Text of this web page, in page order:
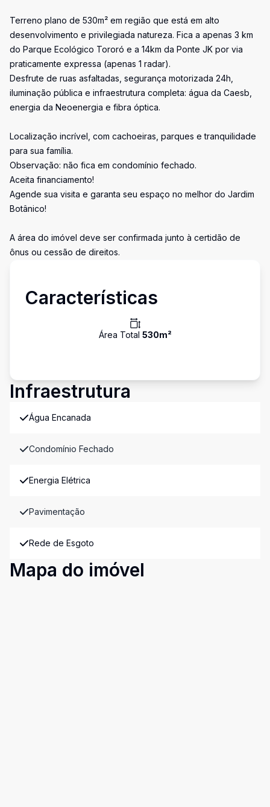
Terreno plano de 530m² em região que está em alto
desenvolvimento e privilegiada natureza. Fica a apenas 3 km
do Parque Ecológico Tororó e a 14km da Ponte JK por via
praticamente expressa (apenas 1 radar).
Desfrute de ruas asfaltadas, segurança motorizada 24h,
iluminação pública e infraestrutura completa: água da Caesb,
energia da Neoenergia e fibra óptica.
Localização incrível, com cachoeiras, parques e tranquilidade
para sua família.
Observação: não fica em condomínio fechado.
Aceita financiamento!
Agende sua visita e garanta seu espaço no melhor do Jardim
Botânico!
A área do imóvel deve ser confirmada junto à certidão de
ônus ou cessão de direitos.
Características
Área Total 530m²
Infraestrutura
Água Encanada
Condomínio Fechado
Energia Elétrica
Pavimentação
Rede de Esgoto
Mapa do imóvel